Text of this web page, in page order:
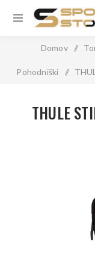
Domov /
Pohodniški /
THULE